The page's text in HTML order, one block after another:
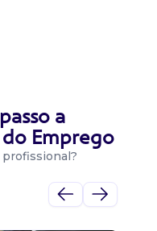
a
Emprego
profissional?